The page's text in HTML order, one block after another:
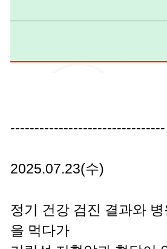
--------------------------------
2025.07.23(수)
정기 건강 검진 결과와
을 먹다가